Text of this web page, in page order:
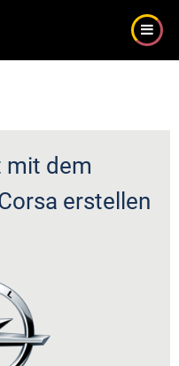
mit dem
erstellen